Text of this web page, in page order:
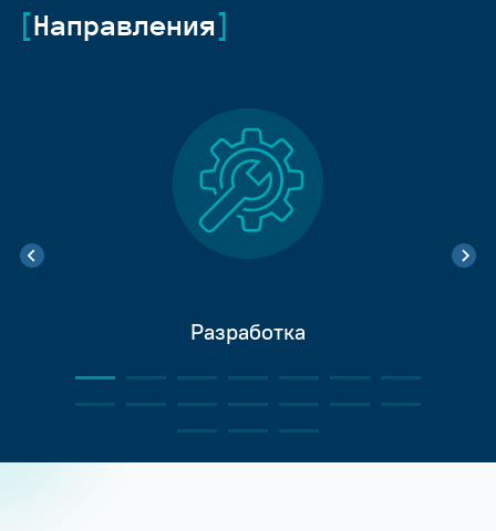
Направления
Разработка